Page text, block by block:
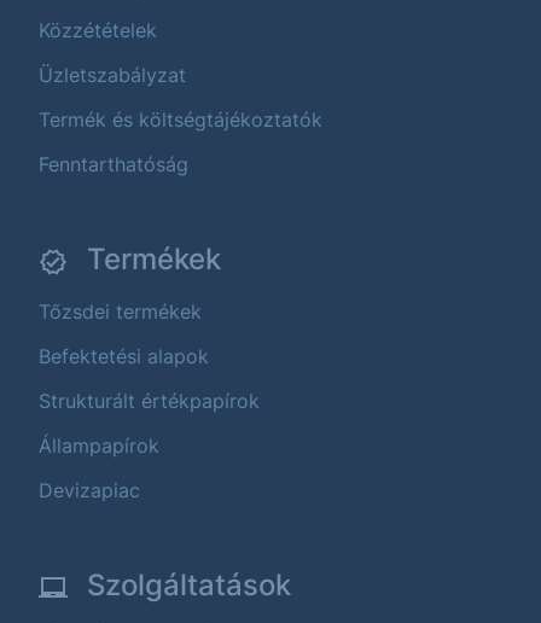
Közzétételek
Üzletszabályzat
Termék és költségtájékoztatók
Fenntarthatóság
Termékek
Tőzsdei termékek
Befektetési alapok
Strukturált értékpapírok
Állampapírok
Devizapiac
Szolgáltatások